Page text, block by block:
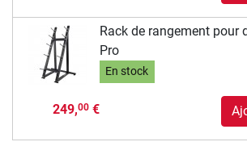
Rack de rangement pour
Pro
En stock
249,00€